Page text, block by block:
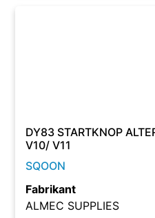
DY83 STARTKNOP
V10/ V11
SQOON
Fabrikant
ALMEC SUPPLIES